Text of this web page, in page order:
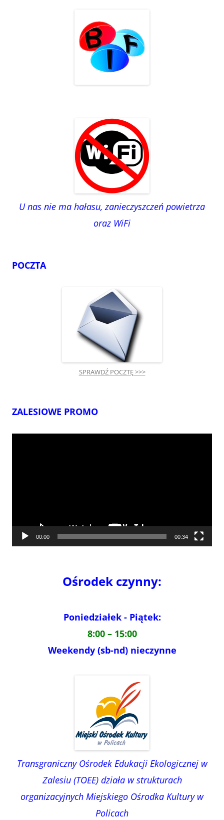
U nas nie ma hałasu, zanieczyszczeń powietrza
oraz WiFi
POCZTA
SPRAWDŹ POCZTĘ >>>
ZALESIOWE PROMO
Odtwarzacz
00:00 00:34
Ośrodek czynny:
Poniedziałek - Piątek:
8:00 – 15:00
Weekendy (sb-nd) nieczynne
Transgraniczny Ośrodek Edukacji Ekologicznej w
Zalesiu (TOEE) działa w strukturach
organizacyjnych Miejskiego Ośrodka Kultury w
Policach